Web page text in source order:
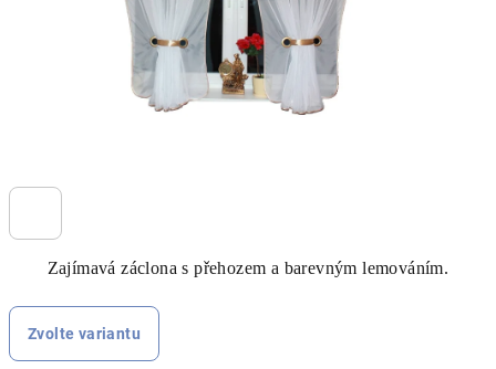
Zajímavá záclona s přehozem a barevným lemováním.
Zvolte variantu